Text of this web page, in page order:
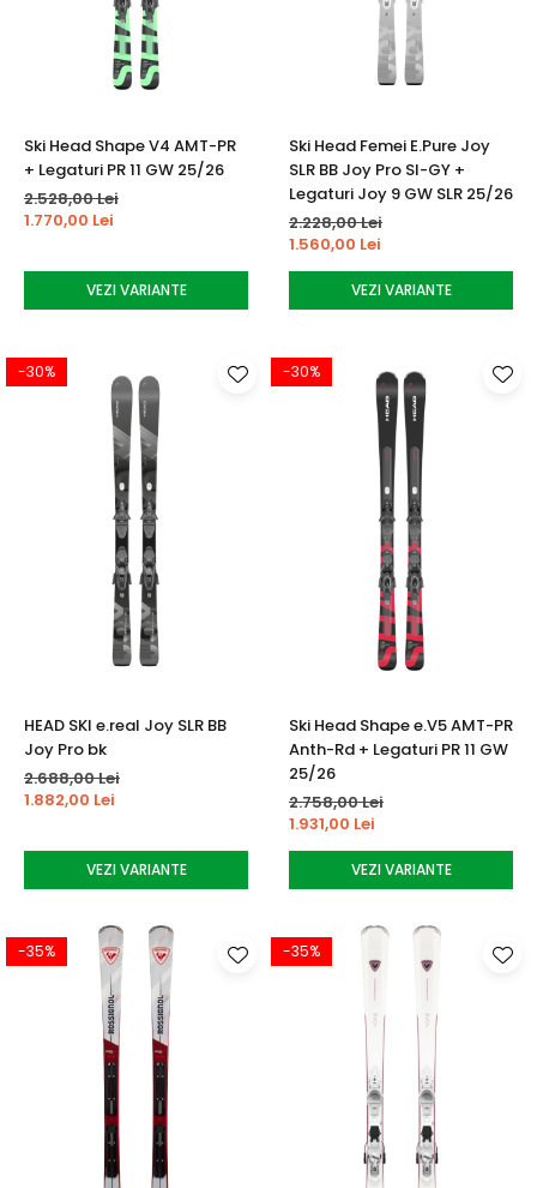
Ski Head Shape V4 AMT-PR
+ Legaturi PR 11 GW 25/26
2.528,00 Lei
1.770,00 Lei
VEZI VARIANTE
Ski Head Femei E.Pure Joy
SLR BB Joy Pro SI-GY +
Legaturi Joy 9 GW SLR 25/26
2.228,00 Lei
1.560,00 Lei
VEZI VARIANTE
-30%
HEAD SKI e.real Joy SLR BB
Joy Pro bk
2.688,00 Lei
1.882,00 Lei
VEZI VARIANTE
-30%
Ski Head Shape e.V5 AMT-PR
Anth-Rd + Legaturi PR 11 GW
25/26
2.758,00 Lei
1.931,00 Lei
VEZI VARIANTE
-35% -35%